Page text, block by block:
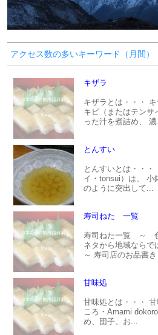
アクセス数の多いキーワード（月間）
キザラ
キザラとは・・・
キビ（またはテンサ
った汁を煮詰め、
とんすい
とんすいとは・・・
イ・tonsui）は、 小
のように突出して...
寿司ねた 一覧
寿司ねた一覧 ～
ネタから地域なら
～ 寿司店のお品書
甘味処
甘味処とは・・・
ころ・Amami
め、団子、お...